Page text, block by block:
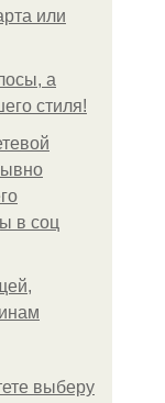
или
а
стиля!
в соц
выберу